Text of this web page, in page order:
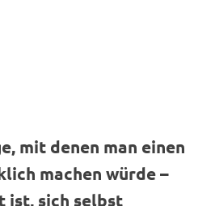
mit denen man einen
machen würde –
ist, sich selbst